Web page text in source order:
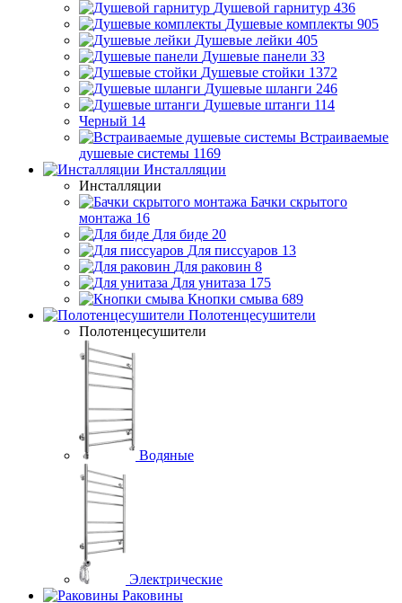
Душевой гарнитур 436
Душевые комплекты 905
Душевые лейки 405
Душевые панели 33
Душевые стойки 1372
Душевые шланги 246
Душевые штанги 114
Черный 14
Встраиваемые
душевые системы 1169
Инсталляции
Инсталляции
Бачки скрытого
монтажа 16
Для биде 20
Для писсуаров 13
Для раковин 8
Для унитаза 175
Кнопки смыва 689
Полотенцесушители
Полотенцесушители
Водяные
Электрические
Раковины